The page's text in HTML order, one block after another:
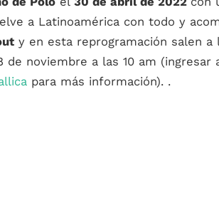
a Latinoamérica con todo y
y en esta reprogramación salen a
de noviembre a las 10 am (ingresar
para más información). .